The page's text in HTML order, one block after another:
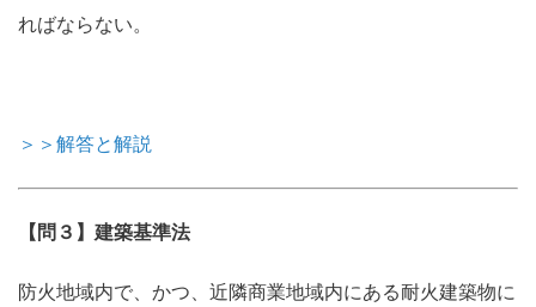
ればならない。
＞＞解答と解説
【問３】建築基準法
防火地域内で、かつ、近隣商業地域内にある耐火建築物に